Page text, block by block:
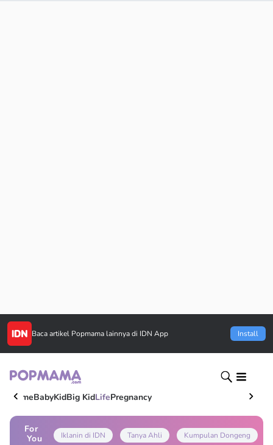
Baca artikel Popmama lainnya di IDN App Install
HomeBabyKidBig KidLifePregnancy
For
You
Iklanin di IDN Tanya Ahli Kumpulan Dongeng